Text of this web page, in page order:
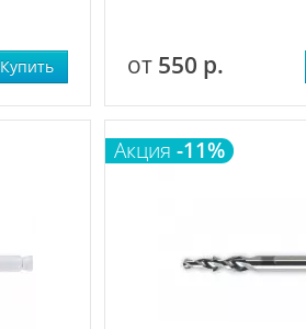
Купить от 550 р.
Акция -11%